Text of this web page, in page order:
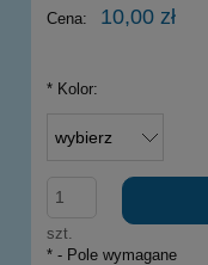
Cena: 10,00 zł
* Kolor:
szt.
* - Pole wymagane